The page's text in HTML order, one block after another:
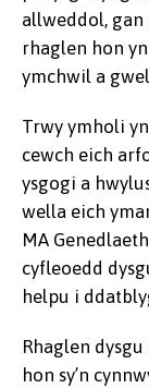
allweddol, gan
rhaglen hon
ymchwil a
Trwy ymholi
cewch eich
ysgogi a
wella eich
MA
cyfleoedd
helpu i
Rhaglen
hon sy’n